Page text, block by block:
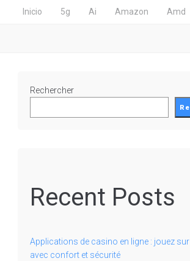
Inicio 5g Ai Amazon Amd
Rechercher
Recent Posts
Applications de casino en ligne : jouez
avec confort et sécurité